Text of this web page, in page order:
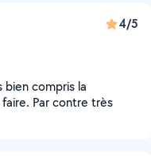
4/5
bien compris la
Par contre très